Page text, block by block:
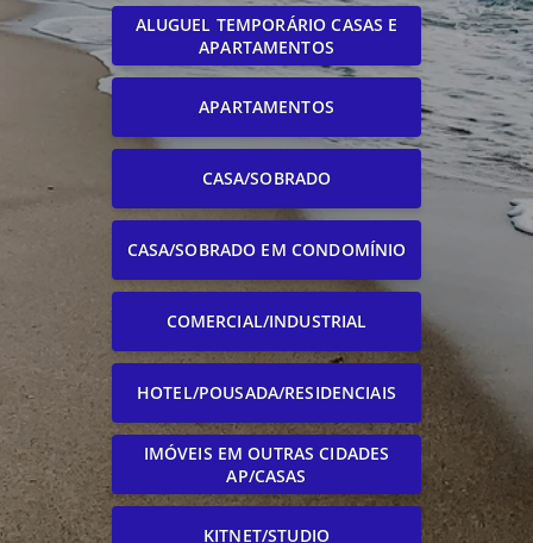
ALUGUEL TEMPORÁRIO CASAS E
APARTAMENTOS
APARTAMENTOS
CASA/SOBRADO
CASA/SOBRADO EM CONDOMÍNIO
COMERCIAL/INDUSTRIAL
HOTEL/POUSADA/RESIDENCIAIS
IMÓVEIS EM OUTRAS CIDADES
AP/CASAS
KITNET/STUDIO